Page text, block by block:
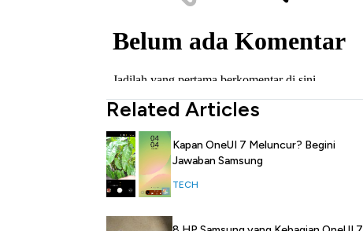
Related Articles
Kapan OneUI 7 Meluncur? Begini
Jawaban Samsung
TECH